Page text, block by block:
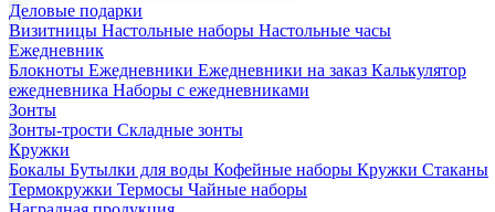
Деловые подарки
Визитницы Настольные наборы Настольные часы
Ежедневник
Блокноты Ежедневники Ежедневники на заказ Калькулятор
ежедневника Наборы с ежедневниками
Зонты
Зонты-трости Складные зонты
Кружки
Бокалы Бутылки для воды Кофейные наборы Кружки Стаканы
Термокружки Термосы Чайные наборы